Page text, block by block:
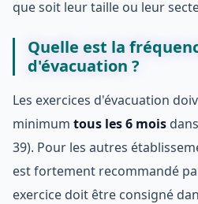
que soit leur taille ou leur
Quelle est la
d'évacuation ?
Les exercices d'évacuation
minimum tous les 6 mois
39). Pour les autres
est fortement recommandé
exercice doit être consigné